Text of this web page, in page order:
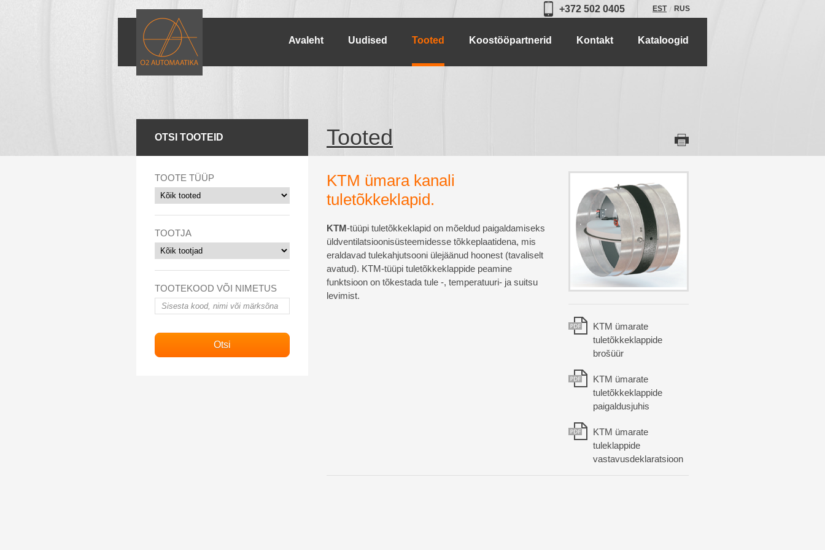
+372 502 0405 EST RUS
Avaleht Uudised Tooted Koostööpartnerid Kontakt Kataloogid
OTSI TOOTEID
TOOTE TÜÜP
TOOTJA
TOOTEKOOD VÕI NIMETUS
Tooted
KTM ümara kanali
tuletõkkeklapid.
KTM-tüüpi tuletõkkeklapid on mõeldud paigaldamiseks
üldventilatsioonisüsteemidesse tõkkeplaatidena, mis
eraldavad tulekahjutsooni ülejäänud hoonest (tavaliselt
avatud). KTM-tüüpi tuletõkkeklappide peamine
funktsioon on tõkestada tule -, temperatuuri- ja suitsu
levimist.
KTM ümarate
tuletõkkeklappide
brošüür
KTM ümarate
tuletõkkeklappide
paigaldusjuhis
KTM ümarate
tuleklappide
vastavusdeklaratsioon